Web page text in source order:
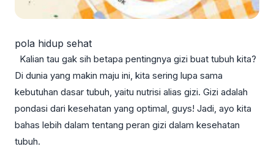
pola hidup sehat
Kalian tau gak sih betapa pentingnya gizi buat tubuh kita?
Di dunia yang makin maju ini, kita sering lupa sama
kebutuhan dasar tubuh, yaitu nutrisi alias gizi. Gizi adalah
pondasi dari kesehatan yang optimal, guys! Jadi, ayo kita
bahas lebih dalam tentang peran gizi dalam kesehatan
tubuh.